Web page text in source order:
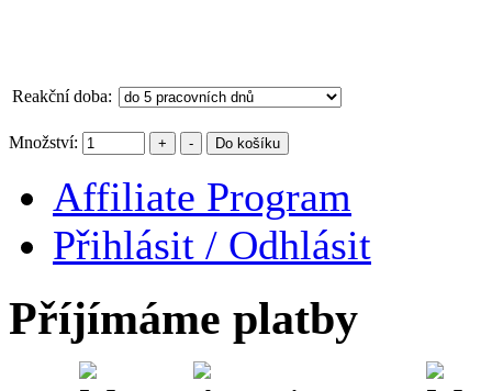
Reakční doba:
Množství: Do košíku
Affiliate Program
Přihlásit / Odhlásit
Příjímáme platby